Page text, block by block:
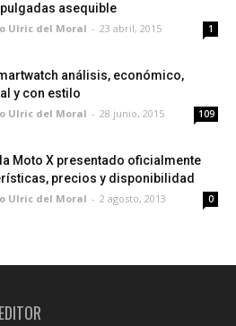
pulgadas asequible
Ulric del Moral - 23 abril, 2015 1
análisis, económico,
y con estilo
Ulric del Moral - 28 junio, 2015 109
Moto X presentado oficialmente
precios y disponibilidad
Ulric del Moral - 2 agosto, 2013 0